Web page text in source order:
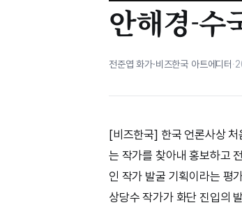
안해경-수
전준엽 화가·비즈한국 아트에디터 ·
[비즈한국] 한국 언론사상 처
는 작가를 찾아내 홍보하고
인 작가 발굴 기획이라는 평
상당수 작가가 화단 진입의